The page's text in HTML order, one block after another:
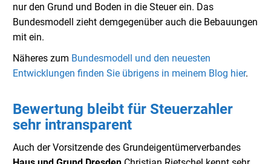
nur den Grund und Boden in die Steuer ein. Das
Bundesmodell zieht demgegenüber auch die Bebauungen
mit ein.
Näheres zum Bundesmodell und den neuesten
Entwicklungen finden Sie übrigens in meinem Blog hier.
Bewertung bleibt für Steuerzahler
sehr intransparent
Auch der Vorsitzende des Grundeigentümerverbandes